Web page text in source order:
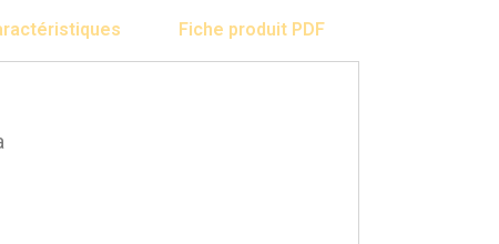
Fiche produit PDF